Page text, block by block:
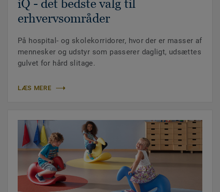
iQ - det bedste valg til
erhvervsområder
På hospital- og skolekorridorer, hvor der er masser af
mennesker og udstyr som passerer dagligt, udsættes
gulvet for hård slitage.
LÆS MERE